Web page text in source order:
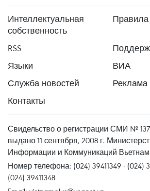
Интеллектуальная
собственность
Правила
RSS
Языки
ВИА
Служба новостей
Реклама
Контакты
Свидельство о регистрации СМИ №
выдано 11 сентября, 2008 г.
Информации и Коммуникаций
Номер телефона: (024) 39411349 - (024)
(024) 39411348